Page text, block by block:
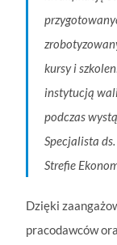
kursy i
instytucją
podczas
Specjalista
Strefie
Dzięki
pracodawców